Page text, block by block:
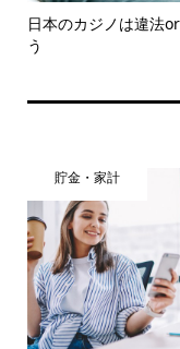
日本のカジノは違法
う
貯金・家計